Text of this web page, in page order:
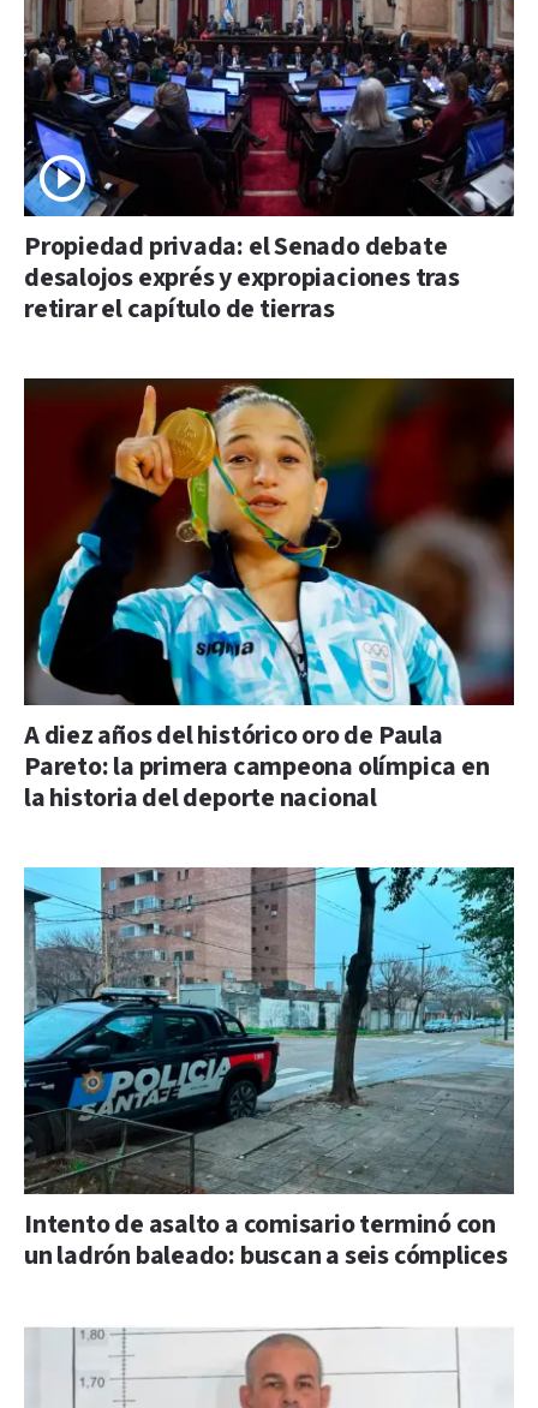
Propiedad privada: el Senado debate
desalojos exprés y expropiaciones tras
retirar el capítulo de tierras
A diez años del histórico oro de Paula
Pareto: la primera campeona olímpica en
la historia del deporte nacional
Intento de asalto a comisario terminó con
un ladrón baleado: buscan a seis cómplices